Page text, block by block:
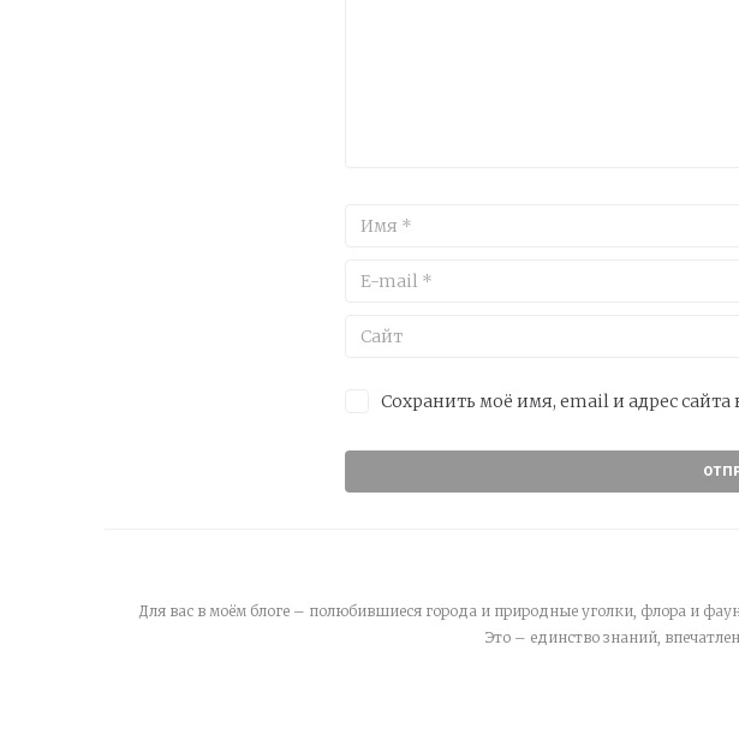
Сохранить моё имя, email и адрес
Для вас в моём блоге – полюбившиеся города и природные уголки, флора и
Это – единство знаний,